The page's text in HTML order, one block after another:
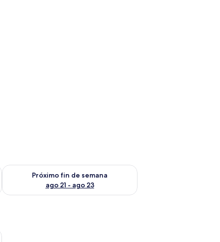
semana ago 14 - ago 16
Próximo fin de semana
ago 21 - ago 23
Consulta la disponibilidad para el próximo fin de semana